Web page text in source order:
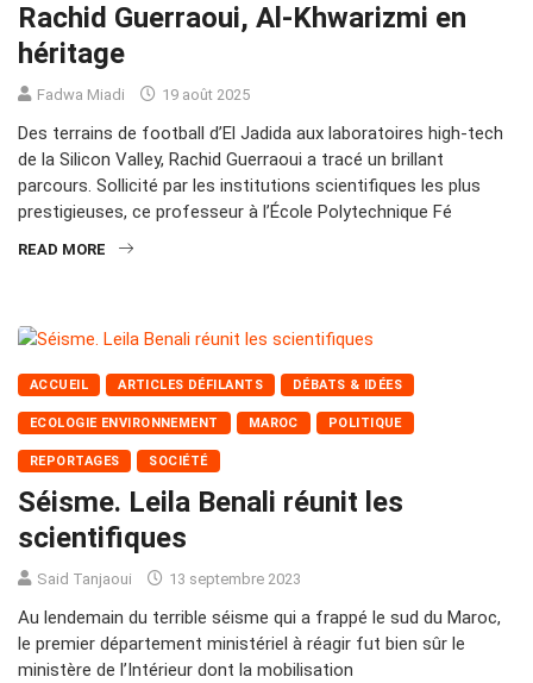
Rachid Guerraoui, Al-Khwarizmi en
héritage
Fadwa Miadi 19 août 2025
Des terrains de football d’El Jadida aux laboratoires high-tech
de la Silicon Valley, Rachid Guerraoui a tracé un brillant
parcours. Sollicité par les institutions scientifiques les plus
prestigieuses, ce professeur à l’École Polytechnique Fé
READ MORE
ACCUEIL ARTICLES DÉFILANTS DÉBATS & IDÉES
ECOLOGIE ENVIRONNEMENT MAROC POLITIQUE
REPORTAGES SOCIÉTÉ
Séisme. Leila Benali réunit les
scientifiques
Said Tanjaoui 13 septembre 2023
Au lendemain du terrible séisme qui a frappé le sud du Maroc,
le premier département ministériel à réagir fut bien sûr le
ministère de l’Intérieur dont la mobilisation